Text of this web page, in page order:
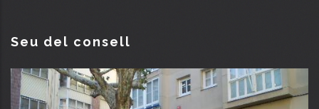
Seu del consell